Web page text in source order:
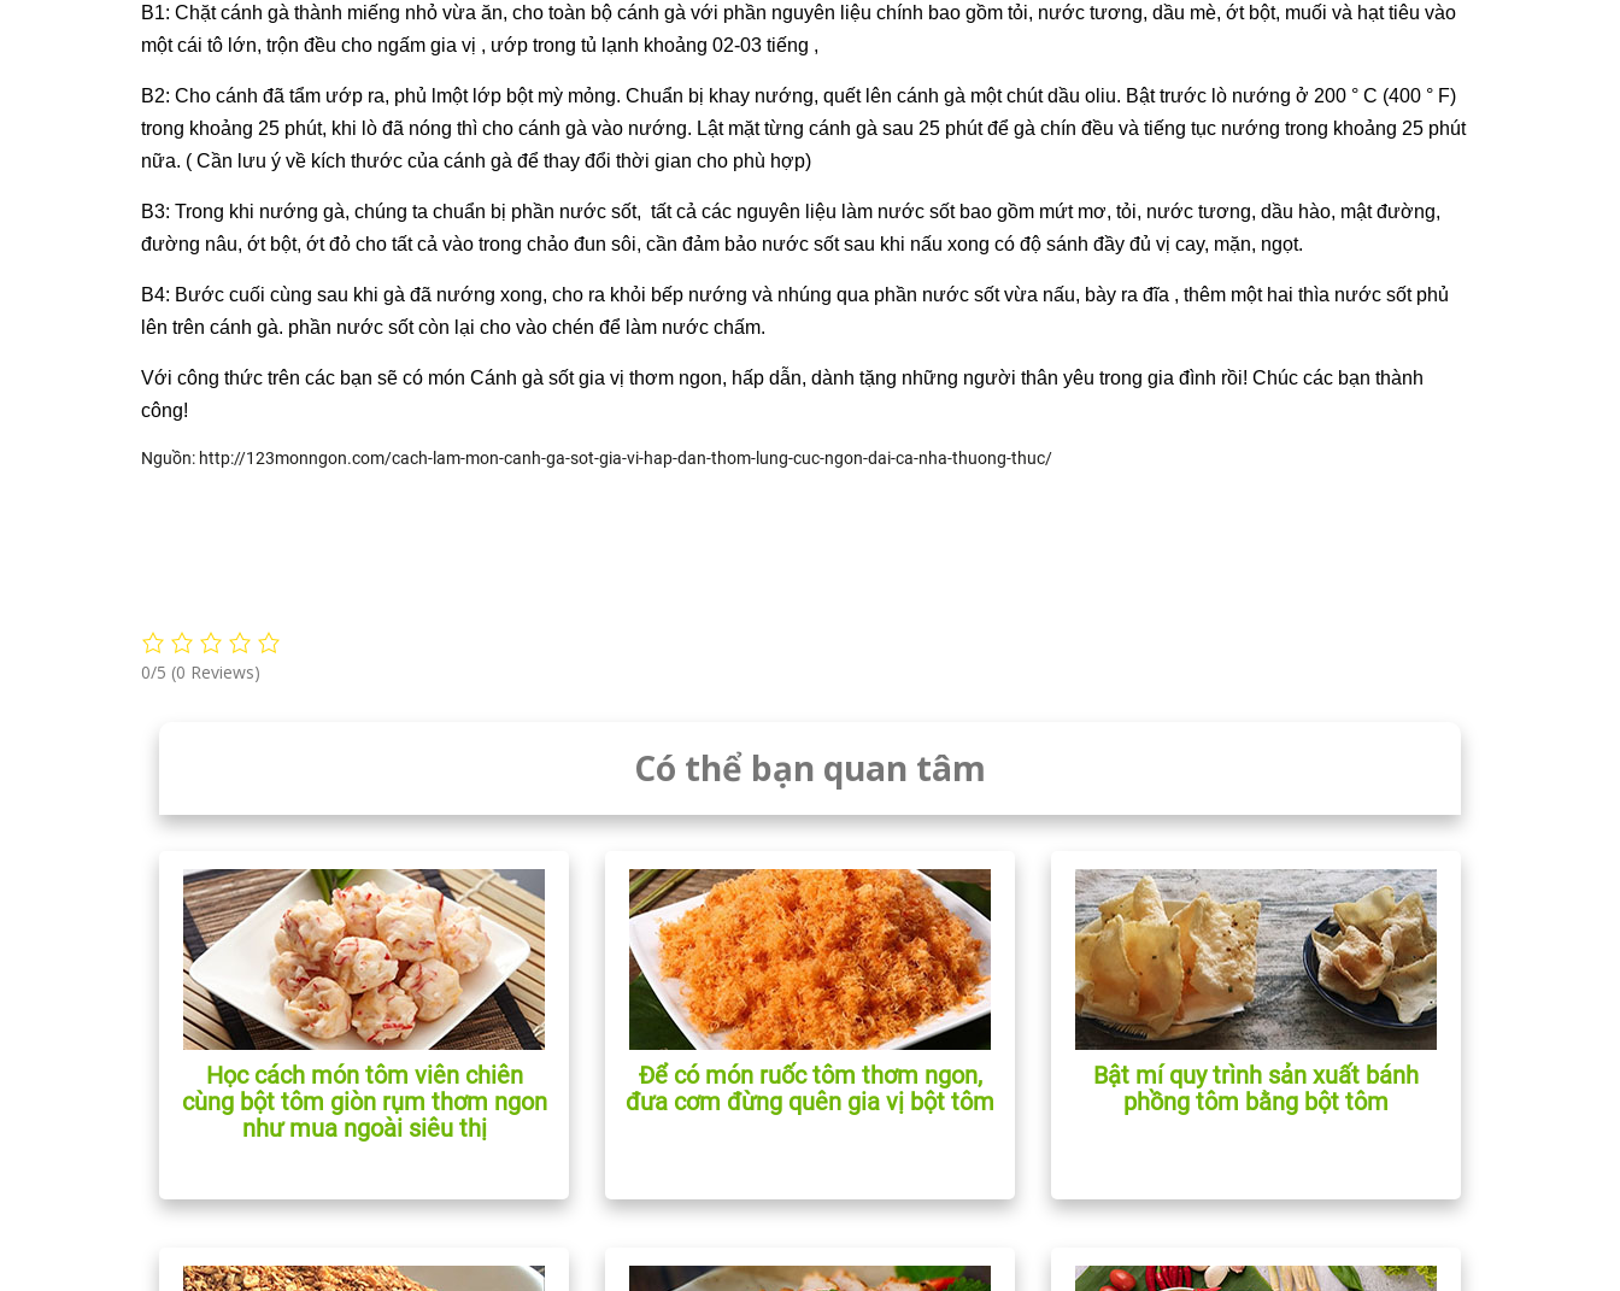
B1: Chặt cánh gà thành miếng nhỏ vừa ăn, cho toàn bộ cánh gà với phần nguyên liệu chính bao gồm tỏi, nước tương, dầu mè, ớt bột, muối và hạt tiêu vào
một cái tô lớn, trộn đều cho ngấm gia vị , ướp trong tủ lạnh khoảng 02-03 tiếng ,
B2: Cho cánh đã tẩm ướp ra, phủ lmột lớp bột mỳ mỏng. Chuẩn bị khay nướng, quết lên cánh gà một chút dầu oliu. Bật trước lò nướng ở 200 ° C (400 ° F)
trong khoảng 25 phút, khi lò đã nóng thì cho cánh gà vào nướng. Lật mặt từng cánh gà sau 25 phút để gà chín đều và tiếng tục nướng trong khoảng 25 phút
nữa. ( Cần lưu ý về kích thước của cánh gà để thay đổi thời gian cho phù hợp)
B3: Trong khi nướng gà, chúng ta chuẩn bị phần nước sốt, tất cả các nguyên liệu làm nước sốt bao gồm mứt mơ, tỏi, nước tương, dầu hào, mật đường,
đường nâu, ớt bột, ớt đỏ cho tất cả vào trong chảo đun sôi, cần đảm bảo nước sốt sau khi nấu xong có độ sánh đầy đủ vị cay, mặn, ngọt.
B4: Bước cuối cùng sau khi gà đã nướng xong, cho ra khỏi bếp nướng và nhúng qua phần nước sốt vừa nấu, bày ra đĩa , thêm một hai thìa nước sốt phủ
lên trên cánh gà. phần nước sốt còn lại cho vào chén để làm nước chấm.
Với công thức trên các bạn sẽ có món Cánh gà sốt gia vị thơm ngon, hấp dẫn, dành tặng những người thân yêu trong gia đình rồi! Chúc các bạn thành
công!
Nguồn: http://123monngon.com/cach-lam-mon-canh-ga-sot-gia-vi-hap-dan-thom-lung-cuc-ngon-dai-ca-nha-thuong-thuc/
0/5 (0 Reviews)
Có thể bạn quan tâm
Học cách món tôm viên chiên
cùng bột tôm giòn rụm thơm ngon
như mua ngoài siêu thị
Để có món ruốc tôm thơm ngon,
đưa cơm đừng quên gia vị bột tôm
Bật mí quy trình sản xuất bánh
phồng tôm bằng bột tôm